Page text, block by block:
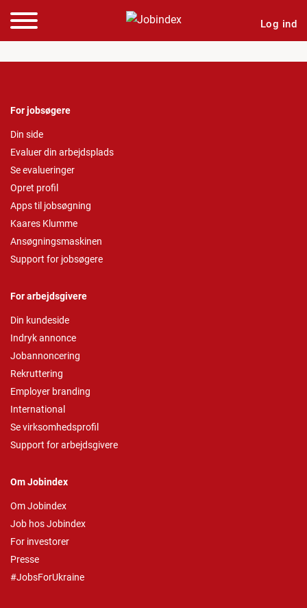
Log ind
For jobsøgere
Din side
Evaluer din arbejdsplads
Se evalueringer
Opret profil
Apps til jobsøgning
Kaares Klumme
Ansøgningsmaskinen
Support for jobsøgere
For arbejdsgivere
Din kundeside
Indryk annonce
Jobannoncering
Rekruttering
Employer branding
International
Se virksomhedsprofil
Support for arbejdsgivere
Om Jobindex
Om Jobindex
Job hos Jobindex
For investorer
Presse
#JobsForUkraine